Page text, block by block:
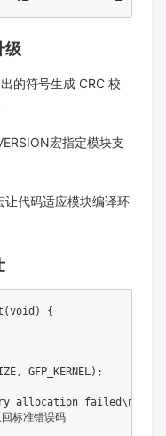
级​
的符号生成 CRC 校
宏指定模块支
让代码适应模块编译环
{
GFP_KERNEL);
allocation failed\n");
标准错误码